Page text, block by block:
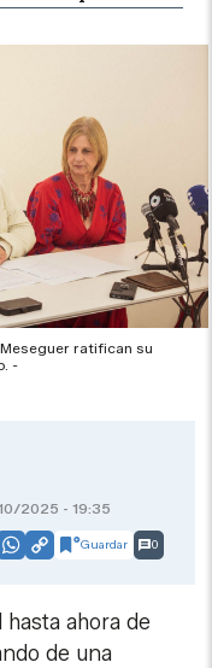
ratifican su
-
2025 - 19:35
WhatsApp
CopyGuardar 0
ahora de
de una